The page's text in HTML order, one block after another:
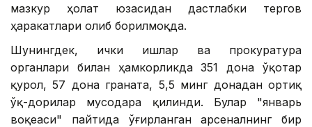
мазкур ҳолат юзасидан дастлабки тергов
ҳаракатлари олиб борилмоқда.
Шунингдек, ички ишлар ва прокуратура
органлари билан ҳамкорликда 351 дона ўқотар
қурол, 57 дона граната, 5,5 минг донадан ортиқ
ўқ-дорилар мусодара қилинди. Булар "январь
воқеаси" пайтида ўғирланган арсеналнинг бир